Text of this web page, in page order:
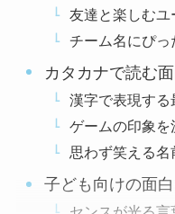
友達と楽しむユ
チーム名にぴ
カタカナで読む
漢字で表現す
ゲームの印象
思わず笑える名
子ども向けの面